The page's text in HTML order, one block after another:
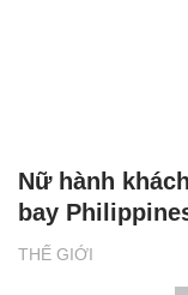
THẾ GIỚI
Nữ hành
bay